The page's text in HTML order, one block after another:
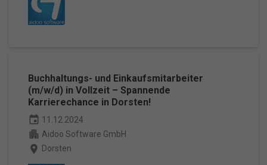
Buchhaltungs- und Einkaufsmitarbeiter
(m/w/d) in Vollzeit – Spannende
Karrierechance in Dorsten!
event 11.12.2024
apartment Aidoo Software GmbH
place Dorsten